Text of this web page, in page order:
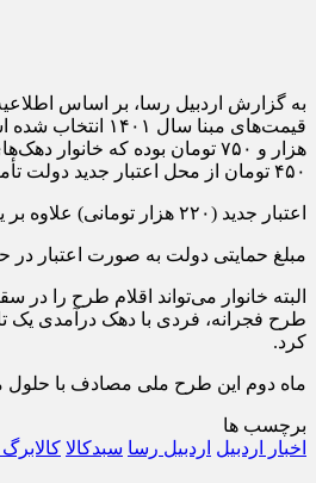
به گزارش اردبیل رسا،
۴۵۰ تومان از محل اعتبار جدید دولت تأمین می‌شود.
اعتبار جدید (۲۲۰ هزار تومانی) علاوه بر یارانه ۳۰۰ و ۴۰۰ هزارتومانی فعلی بوده و خانوار مشمول طرح به صورت مجزا یارانه نقدی خود را به صورت ماهانه دریافت خواهند کرد.
مبلغ حمایتی دولت به صورت اعتبار
البته خانوار می‌تواند اقلام طرح را
کرد.
ماه دوم این طرح ملی مصادف با حلول ماه مبارک رمضان و عید نوروز از ۱۸ اسفند ۱۴۰۲ آغاز شد و در
برچسب ها
اخبار اردبیل اردبیل رسا سبدکالا